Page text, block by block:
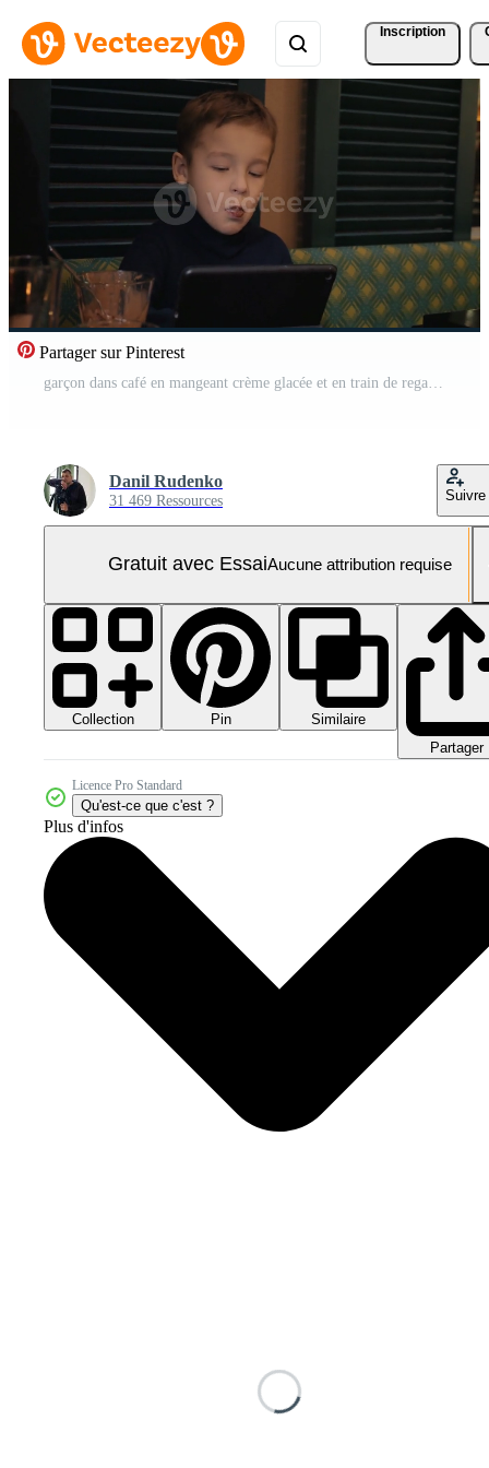
Inscription
Partager sur Pinterest
Danil Rudenko
31 469 Ressources Suivre
Gratuit avec EssaiAucune attribution requise
Collection Pin
Similaire
Partager
Licence Pro Standard
Qu'est-ce que c'est ?
Plus d'infos